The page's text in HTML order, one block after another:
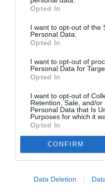
Opted In
I want to opt-out of the
Personal Data.
Opted In
I want to opt-out of
Personal Data for
Opted In
I want to opt-out of
Retention, Sale, and/or
Personal Data that Is
Purposes for which it
Opted In
CONFIRM
Data Deletion
Σχετικά Άρθρα
23/07/2026 19:30
χλ., στα 102 στις